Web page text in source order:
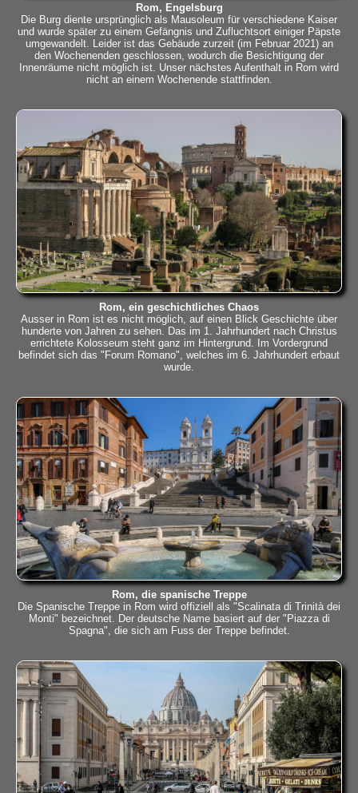
Rom, Engelsburg
Die Burg diente ursprünglich als Mausoleum für verschiedene Kaiser
und wurde später zu einem Gefängnis und Zufluchtsort einiger Päpste
umgewandelt. Leider ist das Gebäude zurzeit (im Februar 2021) an
den Wochenenden geschlossen, wodurch die Besichtigung der
Innenräume nicht möglich ist. Unser nächstes Aufenthalt in Rom wird
nicht an einem Wochenende stattfinden.
Rom, ein geschichtliches Chaos
Ausser in Rom ist es nicht möglich, auf einen Blick Geschichte über
hunderte von Jahren zu sehen. Das im 1. Jahrhundert nach Christus
errichtete Kolosseum steht ganz im Hintergrund. Im Vordergrund
befindet sich das "Forum Romano", welches im 6. Jahrhundert erbaut
wurde.
Rom, die spanische Treppe
Die Spanische Treppe in Rom wird offiziell als "Scalinata di Trinità dei
Monti" bezeichnet. Der deutsche Name basiert auf der "Piazza di
Spagna", die sich am Fuss der Treppe befindet.